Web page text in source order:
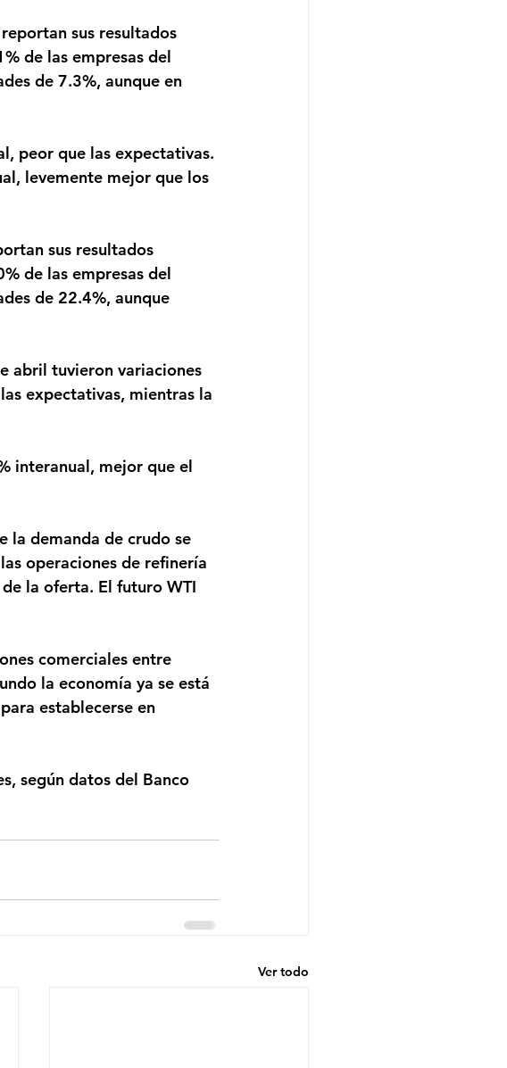
de las empresas del
de 7.3%, aunque en
levemente mejor que los
de las empresas del
de 22.4%, aunque
expectativas, mientras la
operaciones de refinería
la oferta. El futuro WTI
la economía ya se está
establecerse en
Ver todo